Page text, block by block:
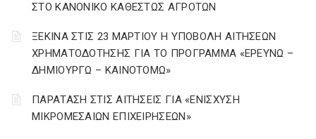
ΣΤΟ ΚΑΝΟΝΙΚΟ ΚΑΘΕΣΤΩΣ ΑΓΡΟΤΩΝ
ΞΕΚΙΝΑ ΣΤΙΣ 23 ΜΑΡΤΙΟΥ Η ΥΠΟΒΟΛΗ ΑΙΤΗΣΕΩΝ
ΧΡΗΜΑΤΟΔΟΤΗΣΗΣ ΓΙΑ ΤΟ ΠΡΟΓΡΑΜΜΑ «ΕΡΕΥΝΩ –
ΔΗΜΙΟΥΡΓΩ – ΚΑΙΝΟΤΟΜΩ»
ΠΑΡΑΤΑΣΗ ΣΤΙΣ ΑΙΤΗΣΕΙΣ ΓΙΑ «ΕΝΙΣΧΥΣΗ
ΜΙΚΡΟΜΕΣΑΙΩΝ ΕΠΙΧΕΙΡΗΣΕΩΝ»